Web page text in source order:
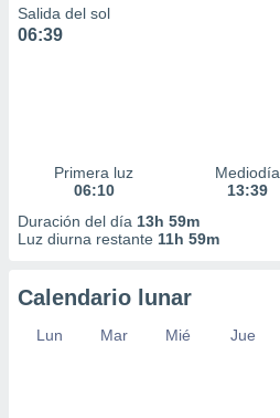
Salida del sol
06:39
Primera luz
06:10
Mediodía
13:39
Duración del día 13h 59m
Luz diurna restante 11h 59m
Calendario lunar
Lun Mar Mié Jue